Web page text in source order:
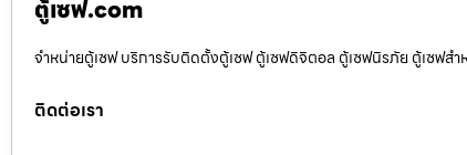
ตู้เซฟ.com
จำหน่ายตู้เซฟ บริการรับติดตั้งตู้เซฟ ตู้เซฟดิจิตอล ตู้เซฟนิรภัย ตู้เซฟส
ติดต่อเรา